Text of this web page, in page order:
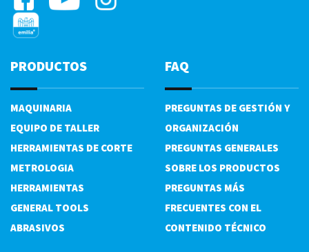
PRODUCTOS
MAQUINARIA
EQUIPO DE TALLER
HERRAMIENTAS DE CORTE
METROLOGIA
HERRAMIENTAS
GENERAL TOOLS
ABRASIVOS
FAQ
PREGUNTAS DE GESTIÓN Y
ORGANIZACIÓN
PREGUNTAS GENERALES
SOBRE LOS PRODUCTOS
PREGUNTAS MÁS
FRECUENTES CON EL
CONTENIDO TÉCNICO